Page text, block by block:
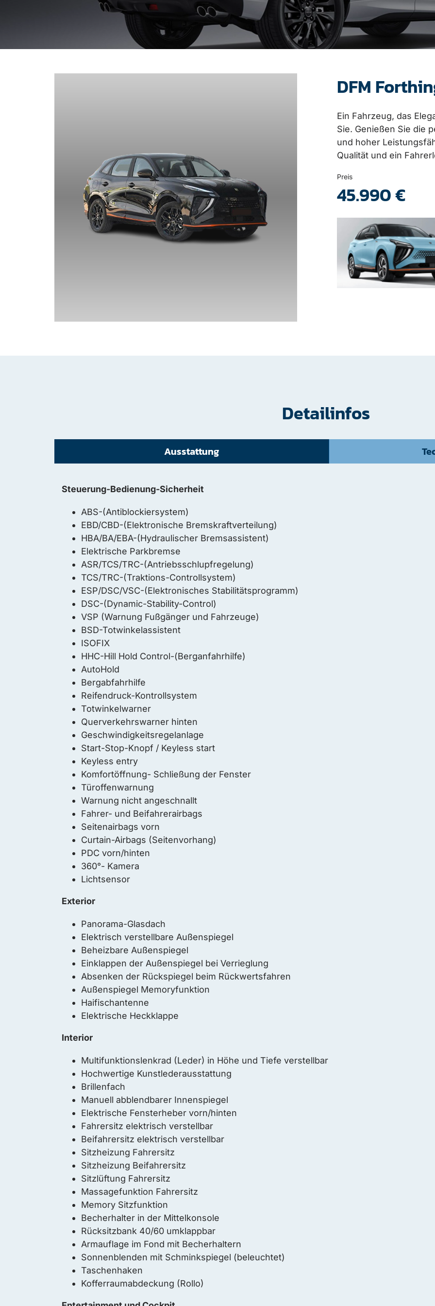
DFM
Ein Fahrzeug, das
Sie. Genießen Sie die
und hoher
Qualität und ein
Preis
45.990 €
Detailinfos
Ausstattung
Steuerung-Bedienung-Sicherheit
ABS-(Antiblockiersystem)
EBD/CBD-(Elektronische Bremskraftverteilung)
HBA/BA/EBA-(Hydraulischer Bremsassistent)
Elektrische Parkbremse
ASR/TCS/TRC-(Antriebsschlupfregelung)
TCS/TRC-(Traktions-Controllsystem)
ESP/DSC/VSC-(Elektronisches Stabilitätsprogramm)
DSC-(Dynamic-Stability-Control)
VSP (Warnung Fußgänger und Fahrzeuge)
BSD-Totwinkelassistent
ISOFIX
HHC-Hill Hold Control-(Berganfahrhilfe)
AutoHold
Bergabfahrhilfe
Reifendruck-Kontrollsystem
Totwinkelwarner
Querverkehrswarner hinten
Geschwindigkeitsregelanlage
Start-Stop-Knopf / Keyless start
Keyless entry
Komfortöffnung- Schließung der Fenster
Türoffenwarnung
Warnung nicht angeschnallt
Fahrer- und Beifahrerairbags
Seitenairbags vorn
Curtain-Airbags (Seitenvorhang)
PDC vorn/hinten
360°- Kamera
Lichtsensor
Exterior
Panorama-Glasdach
Elektrisch verstellbare Außenspiegel
Beheizbare Außenspiegel
Einklappen der Außenspiegel bei Verrieglung
Absenken der Rückspiegel beim Rückwertsfahren
Außenspiegel Memoryfunktion
Haifischantenne
Elektrische Heckklappe
Interior
Multifunktionslenkrad (Leder) in Höhe und Tiefe verstellbar
Hochwertige Kunstlederausstattung
Brillenfach
Manuell abblendbarer Innenspiegel
Elektrische Fensterheber vorn/hinten
Fahrersitz elektrisch verstellbar
Beifahrersitz elektrisch verstellbar
Sitzheizung Fahrersitz
Sitzheizung Beifahrersitz
Sitzlüftung Fahrersitz
Massagefunktion Fahrersitz
Memory Sitzfunktion
Becherhalter in der Mittelkonsole
Rücksitzbank 40/60 umklappbar
Armauflage im Fond mit Becherhaltern
Sonnenblenden mit Schminkspiegel (beleuchtet)
Taschenhaken
Kofferraumabdeckung (Rollo)